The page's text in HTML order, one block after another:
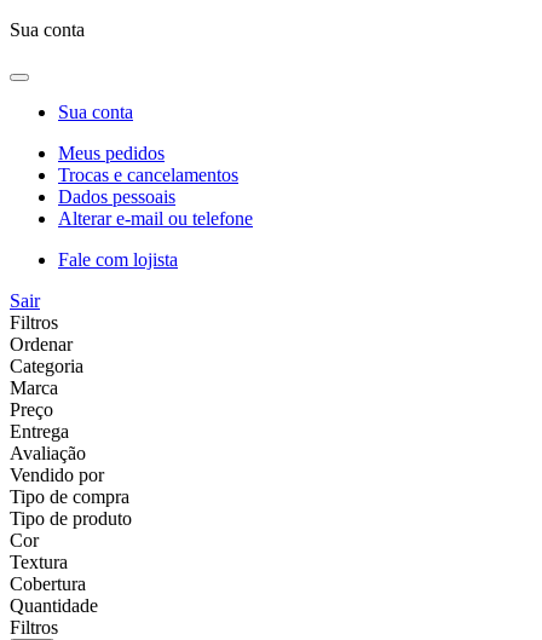
Sua conta
Sua conta
Meus pedidos
Trocas e cancelamentos
Dados pessoais
Alterar e-mail ou telefone
Fale com lojista
Sair
Filtros
Ordenar
Categoria
Marca
Preço
Entrega
Avaliação
Vendido por
Tipo de compra
Tipo de produto
Cor
Textura
Cobertura
Quantidade
Filtros